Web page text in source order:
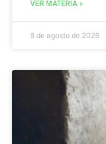
VER MATÉRIA »
8 de agosto de 2026